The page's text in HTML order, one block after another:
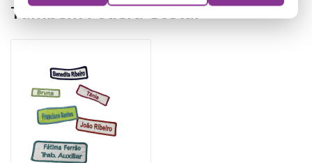
Também Poderá Gostar